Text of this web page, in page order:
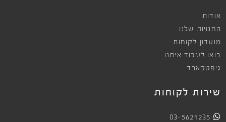
אודות
החנויות שלנו
מועדון לקוחות
בואו לעבוד איתנו
גיפטקארד
שירות לקוחות
03-5621235